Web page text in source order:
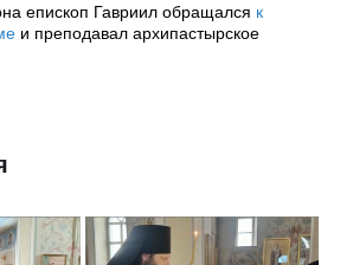
епископ Гавриил обращался к
и преподавал архипастырское